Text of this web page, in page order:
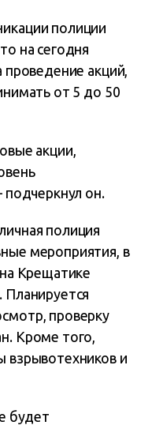
полиции
на сегодня
проведение акций,
от 5 до 50
акции,
подчеркнул он.
полиция
мероприятия, в
Крещатике
Планируется
проверку
Кроме того,
взрывотехников и
будет